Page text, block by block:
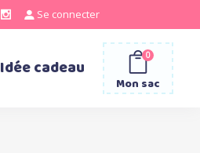
Se connecter
Idée cadeau
Mon sac
0